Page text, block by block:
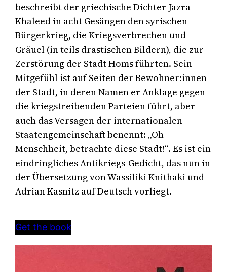
beschreibt der griechische Dichter Jazra
Khaleed in acht Gesängen den syrischen
Bürgerkrieg, die Kriegsverbrechen und
Gräuel (in teils drastischen Bildern), die zur
Zerstörung der Stadt Homs führten. Sein
Mitgefühl ist auf Seiten der Bewohner:innen
der Stadt, in deren Namen er Anklage gegen
die kriegstreibenden Parteien führt, aber
auch das Versagen der internationalen
Staatengemeinschaft benennt: „Oh
Menschheit, betrachte diese Stadt!“. Es ist ein
eindringliches Antikriegs-Gedicht, das nun in
der Übersetzung von Wassiliki Knithaki und
Adrian Kasnitz auf Deutsch vorliegt.
Get the book